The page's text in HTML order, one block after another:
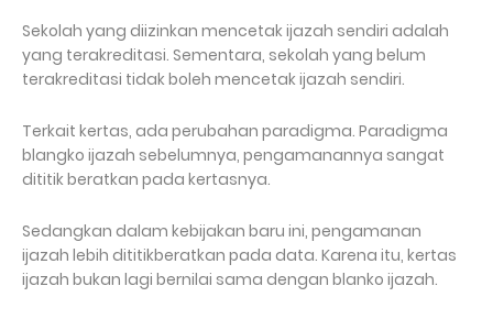
Sekolah yang diizinkan mencetak ijazah sendiri adalah
yang terakreditasi. Sementara, sekolah yang belum
terakreditasi tidak boleh mencetak ijazah sendiri.
Terkait kertas, ada perubahan paradigma. Paradigma
blangko ijazah sebelumnya, pengamanannya sangat
dititik beratkan pada kertasnya.
Sedangkan dalam kebijakan baru ini, pengamanan
ijazah lebih dititikberatkan pada data. Karena itu, kertas
ijazah bukan lagi bernilai sama dengan blanko ijazah.